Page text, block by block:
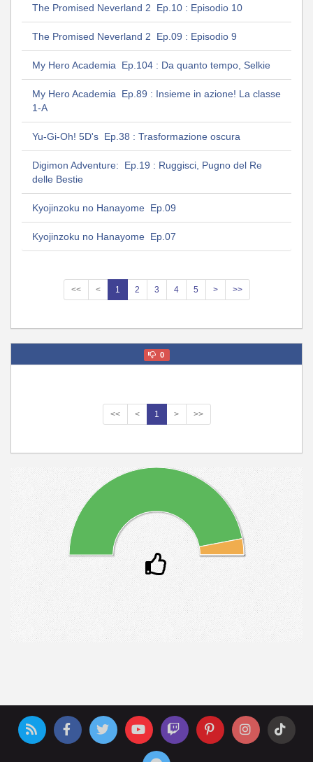
The Promised Neverland 2 Ep.10 : Episodio 10
The Promised Neverland 2 Ep.09 : Episodio 9
My Hero Academia Ep.104 : Da quanto tempo, Selkie
My Hero Academia Ep.89 : Insieme in azione! La classe
1-A
Yu-Gi-Oh! 5D's Ep.38 : Trasformazione oscura
Digimon Adventure: Ep.19 : Ruggisci, Pugno del Re
delle Bestie
Kyojinzoku no Hanayome Ep.09
Kyojinzoku no Hanayome Ep.07
<< < 1 2 3 4 5 > >>
0
<< < 1 > >>